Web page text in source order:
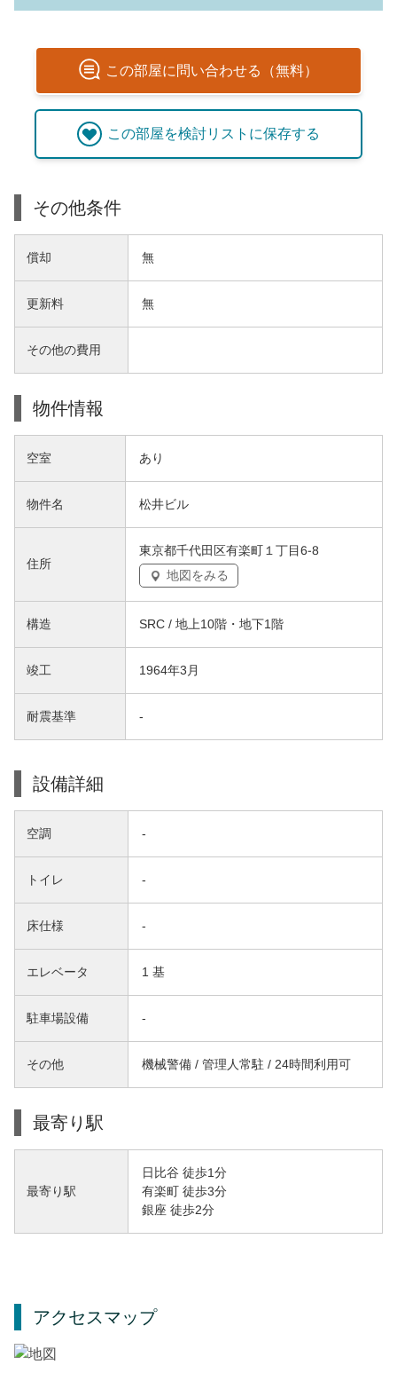
この部屋に問い合わせる（無料）
この部屋を検討リストに保存する
その他条件
償却 無
更新料 無
その他の費用
物件情報
空室 あり
物件名 松井ビル
住所
東京都千代田区有楽町１丁目6-8
地図をみる
構造 SRC / 地上10階・地下1階
竣工 1964年3月
耐震基準 -
設備詳細
空調 -
トイレ -
床仕様 -
エレベータ 1 基
駐車場設備 -
その他 機械警備 / 管理人常駐 / 24時間利用可
最寄り駅
最寄り駅
日比谷 徒歩1分
有楽町 徒歩3分
銀座 徒歩2分
アクセスマップ